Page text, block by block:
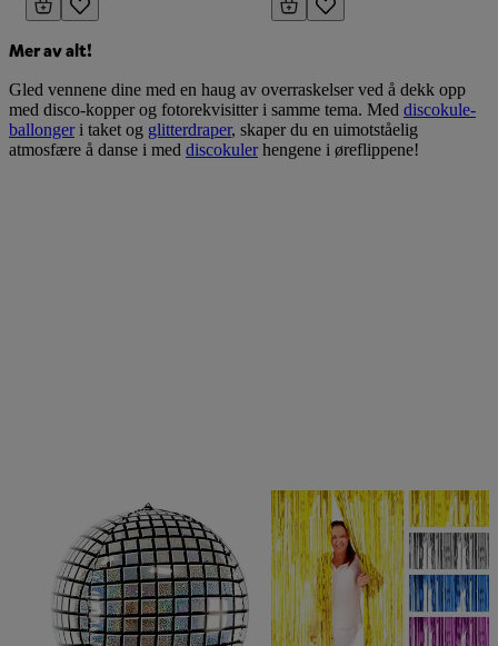
Mer av alt!
Gled vennene dine med en haug av overraskelser ved å dekk opp
med disco-kopper og fotorekvisitter i samme tema. Med discokule-
ballongeri taket og glitterdraper, skaper du en uimotståelig
atmosfære å danse i med discokulerhengene i øreflippene!